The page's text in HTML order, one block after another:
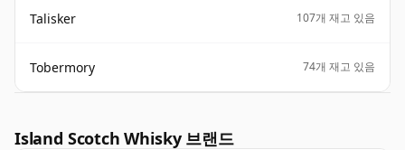
Talisker 107개 재고 있음
Tobermory 74개 재고 있음
Island Scotch Whisky 브랜드